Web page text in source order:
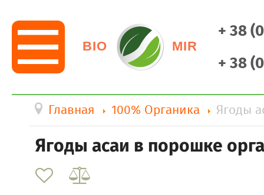
BIO MIR
+ 38
+ 38
Главная 100% Органика Ягоды
Ягоды асаи в порошке